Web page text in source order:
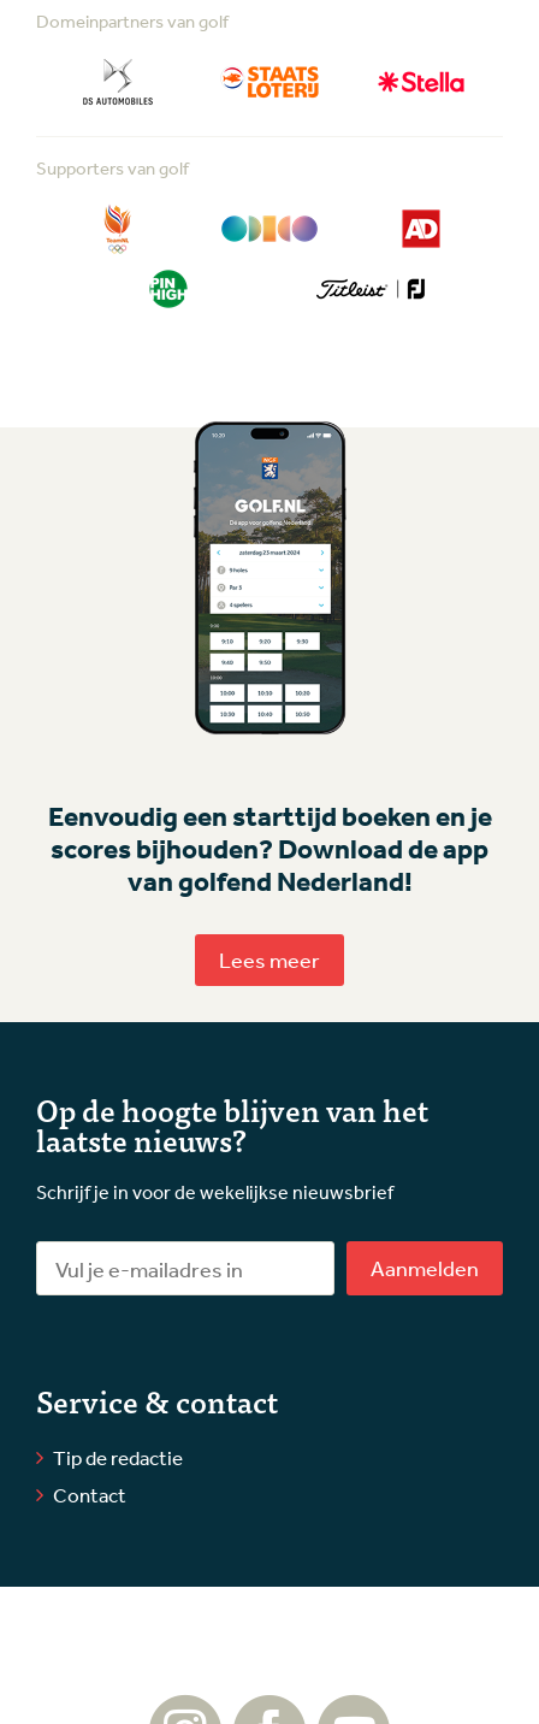
Domeinpartners van golf
Supporters van golf
Eenvoudig een starttijd boeken en je
scores bijhouden? Download de app
van golfend Nederland!
Lees meer
Op de hoogte blijven van het
laatste nieuws?
Schrijf je in voor de wekelijkse nieuwsbrief
Aanmelden
Service & contact
Tip de redactie
Contact